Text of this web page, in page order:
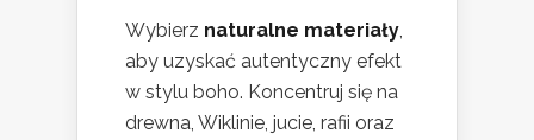
Wybierz naturalne materiały,
aby uzyskać autentyczny efekt
w stylu boho. Koncentruj się na
drewna, Wiklinie, jucie, rafii oraz